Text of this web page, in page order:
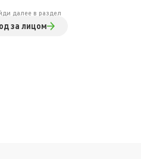
далее в раздел
за лицом